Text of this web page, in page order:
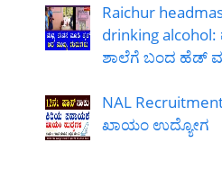
Raichur
drinking
ಶಾಲೆಗೆ ಬಂದ ಹೆಡ್
NAL
ಖಾಯಂ ಉದ್ಯೋಗ